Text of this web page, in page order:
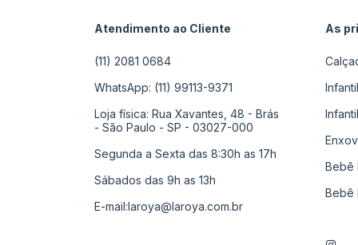
Atendimento ao Cliente
(11) 2081 0684
WhatsApp: (11) 99113-9371
Loja física: Rua Xavantes, 48 - Brás
- São Paulo - SP - 03027-000
Segunda a Sexta das 8:30h as 17h
Sábados das 9h as 13h
E-mail:laroya@laroya.com.br
As
Bebê
Bebê